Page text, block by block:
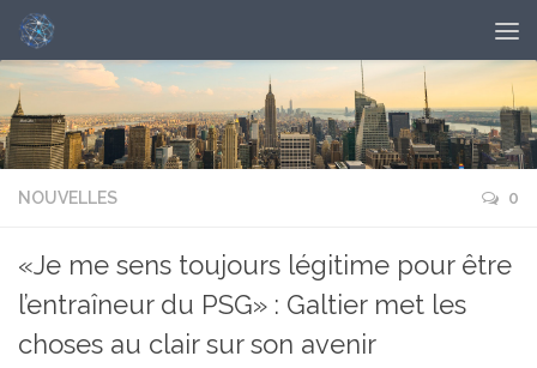
NOUVELLES 0
«Je me sens toujours légitime pour être
l’entraîneur du PSG» : Galtier met les
choses au clair sur son avenir